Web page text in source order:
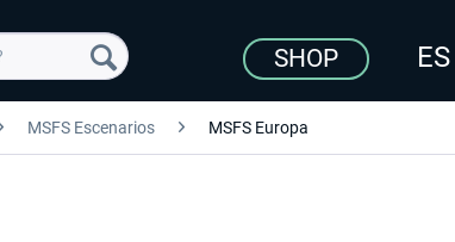
SHOP
MSFS Escenarios MSFS Europa